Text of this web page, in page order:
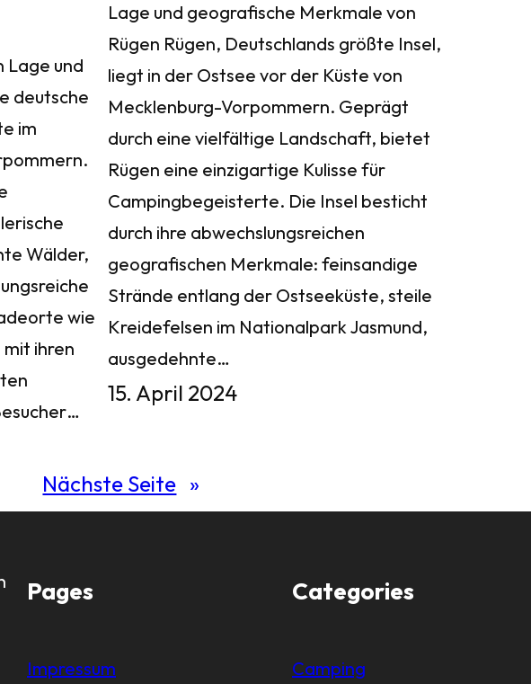
Lage und
deutsche
im
Wälder,
wie
mit ihren
Lage und geografische Merkmale von
Rügen Rügen, Deutschlands größte Insel,
liegt in der Ostsee vor der Küste von
Mecklenburg-Vorpommern. Geprägt
durch eine vielfältige Landschaft, bietet
Rügen eine einzigartige Kulisse für
Campingbegeisterte. Die Insel besticht
durch ihre abwechslungsreichen
geografischen Merkmale: feinsandige
Strände entlang der Ostseeküste, steile
Kreidefelsen im Nationalpark Jasmund,
ausgedehnte…
15. April 2024
Nächste Seite »
Pages
Impressum
Categories
Camping